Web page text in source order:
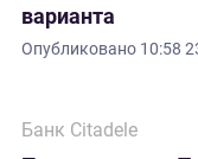
варианта
Опубликовано 10:58
Банк Citadele